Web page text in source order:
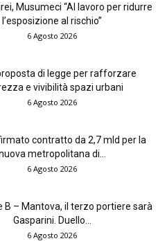
Musumeci “Al lavoro per ridurre
l’esposizione al rischio”
6 Agosto 2026
di legge per rafforzare
e vivibilità spazi urbani
6 Agosto 2026
contratto da 2,7 mld per la
metropolitana di...
6 Agosto 2026
B – Mantova, il terzo portiere sarà
Gasparini. Duello...
6 Agosto 2026